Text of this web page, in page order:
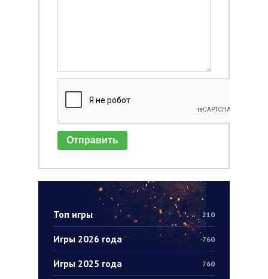
Топ игры 210
Игры 2026 года 760
Игры 2025 года 760
Отправить